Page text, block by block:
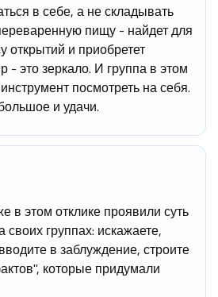
в себе, а не складывать
пищу - найдет для
открытий и приобретет
- это зеркало. И группа в этом
посмотреть на себя.
и удачи.
этом отклике проявили суть
своих группах: искажаете,
в заблуждение, строите
которые придумали